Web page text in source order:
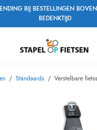
BIJ BESTELLINGEN
BEDENKTIJD
/ Standaards / Verstelbare